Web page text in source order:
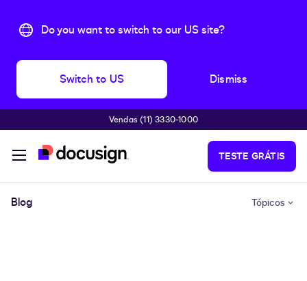
Do you want to switch to our US site?
Switch to US Dismiss
Pular para o conteúdo principal
Vendas (11) 3330-1000
TESTE GRÁTIS
Blog Tópicos